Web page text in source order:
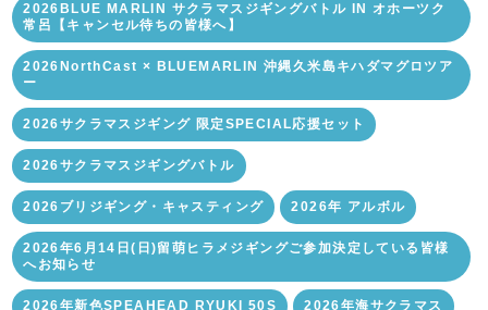
2026BLUE MARLIN サクラマスジギングバトル IN オホーツク
常呂【キャンセル待ちの皆様へ】
2026NorthCast × BLUEMARLIN 沖縄久米島キハダマグロツア
ー
2026サクラマスジギング 限定SPECIAL応援セット
2026サクラマスジギングバトル
2026ブリジギング・キャスティング 2026年 アルボル
2026年6月14日(日)留萌ヒラメジギングご参加決定している皆様
へお知らせ
2026年新色SPEAHEAD RYUKI 50S 2026年海サクラマス